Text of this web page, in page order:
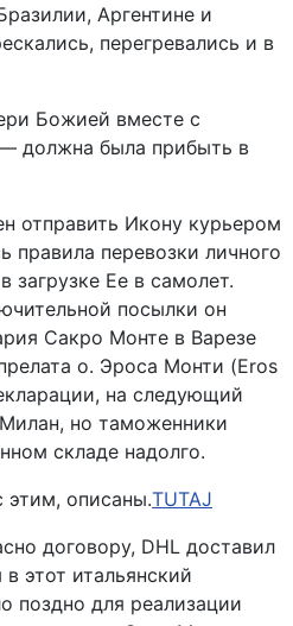
Аргентине и
перегревались и в
Божией вместе с
должна была прибыть в
отправить Икону курьером
правила перевозки личного
загрузке Ее в самолет.
посылки он
Сакро Монте в Варезе
о. Эроса Монти (Eros
на следующий
но таможенники
складе надолго.
этим, описаны.TUTAJ
договору, DHL доставил
этот итальянский
поздно для реализации